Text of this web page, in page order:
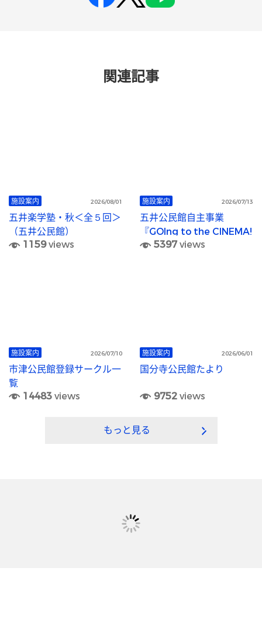
関連記事
施設案内 2026/08/01
五井楽学塾・秋＜全５回＞
（五井公民館）
1159views
施設案内 2026/07/13
五井公民館自主事業
『GOIng to the CINEMA!
（五井シネマ）』
5397views
施設案内 2026/07/10
市津公民館登録サークル一
覧
14483views
施設案内 2026/06/01
国分寺公民館たより
9752views
もっと見る